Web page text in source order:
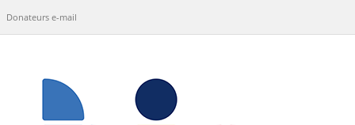
Donateurs e-mail